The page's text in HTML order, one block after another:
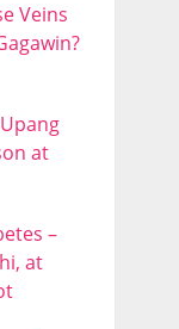
Veins
at
–
at